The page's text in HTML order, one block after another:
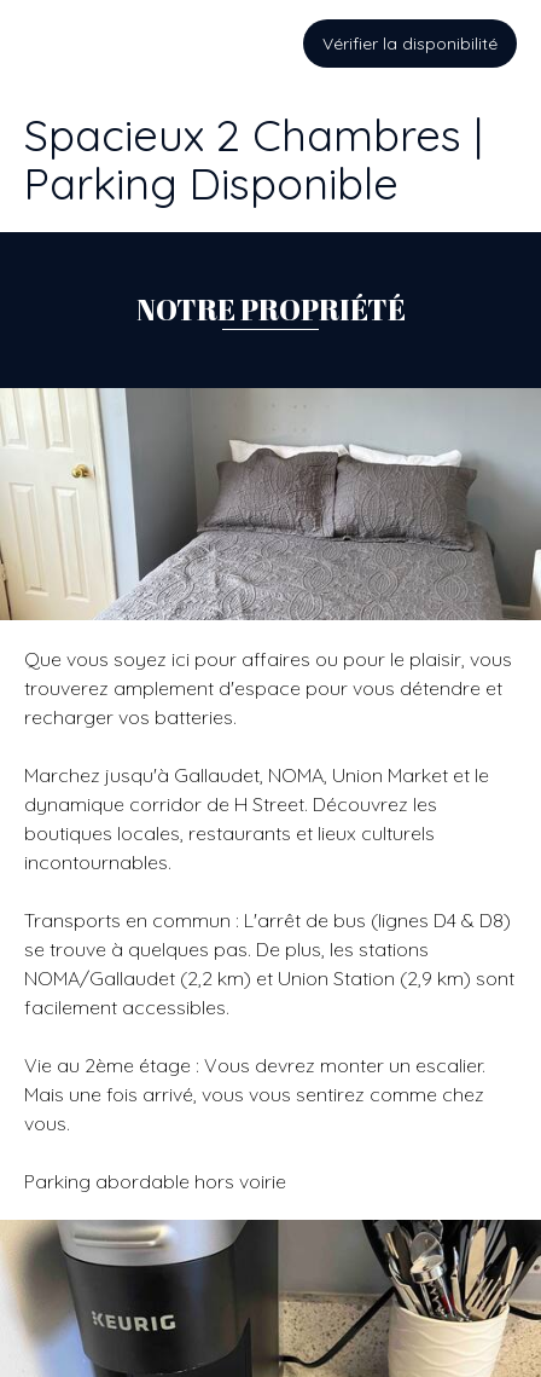
Vérifier la disponibilité
Spacieux 2 Chambres |
Parking Disponible
NOTRE PROPRIÉTÉ
Que vous soyez ici pour affaires ou pour le plaisir, vous
trouverez amplement d'espace pour vous détendre et
recharger vos batteries.
Marchez jusqu'à Gallaudet, NOMA, Union Market et le
dynamique corridor de H Street. Découvrez les
boutiques locales, restaurants et lieux culturels
incontournables.
Transports en commun : L'arrêt de bus (lignes D4 & D8)
se trouve à quelques pas. De plus, les stations
NOMA/Gallaudet (2,2 km) et Union Station (2,9 km) sont
facilement accessibles.
Vie au 2ème étage : Vous devrez monter un escalier.
Mais une fois arrivé, vous vous sentirez comme chez
vous.
Parking abordable hors voirie